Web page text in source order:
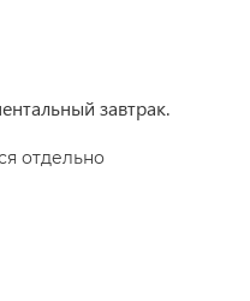
завтрак.
отдельно